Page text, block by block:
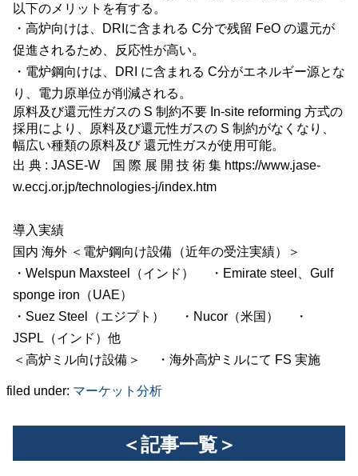
以下のメリットを有する。
・高炉向けは、
DRI に含まれる C分で残留 FeO の還元が
促進されるため、反応性が高い。
・電炉鋼向けは、
DRI に含まれる C分がエネルギー源とな
り、電力原単位が削減される。
原料及び還元性ガスの S 制約不要 In-site reforming 方式の
採用により、原料及び還元性ガスの S 制約がなくなり、
幅広い種類の原料及び 還元性ガスが使用可能。
出 典 : JASE-W 国 際 展 開 技 術 集 https://www.jase-
w.eccj.or.jp/technologies-j/index.htm
導入実績
国内 海外 ＜電炉鋼向け設備（近年の受注実績）＞
・ Welspun Maxsteel （インド） ・ Emirate steel
Gulf
sponge iron （UAE）
・ Suez Steel （エジプト） ・ Nucor （米国） ・
JSPL （インド）他
＜高炉ミル向け設備＞ ・海外高炉ミルにて FS 実施
filed under: マーケット分析
＜記事一覧＞